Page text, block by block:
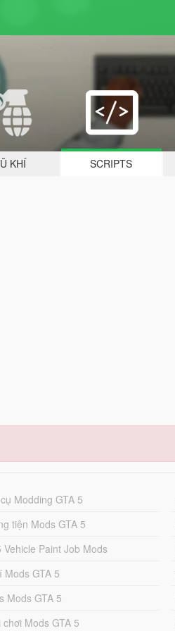
KHÍ SCRIPTS
Modding GTA 5
tiện Mods GTA 5
Vehicle Paint Job Mods
Mods GTA 5
Mods GTA 5
chơi Mods GTA 5